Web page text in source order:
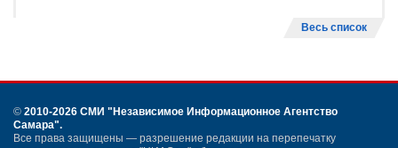
Весь список
© 2010-2026 СМИ "Независимое Информационное Агентство
Самара".
Все права защищены — разрешение редакции на перепечатку